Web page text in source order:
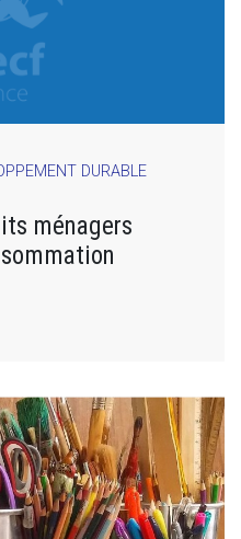
DURABLE
ménagers